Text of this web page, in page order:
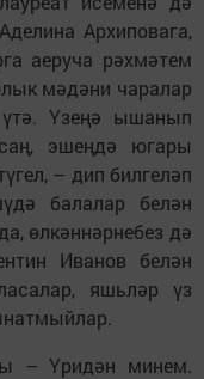
Архиповага,
аеруча рәхмәтем
мәдәни чаралар
Үзеңә ышанып
эшеңдә югары
– дип билгеләп
балалар белән
өлкәннәрнебез дә
Иванов белән
яшьләр үз
– Үридән минем.